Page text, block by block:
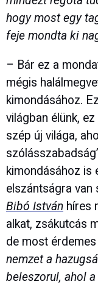
hogy most egy
feje mondta ki
– Bár ez a
mégis
kimondásához.
világban élünk,
szép új világa,
kimondásához is
elszántságra van
Bibó István híres
alkat, zsákutcás
de most érdemes
nemzet a
beleszorul, ahol